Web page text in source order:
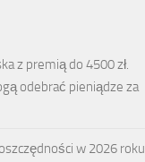
z premią do 4500 zł.
odebrać pieniądze za
w 2026 roku